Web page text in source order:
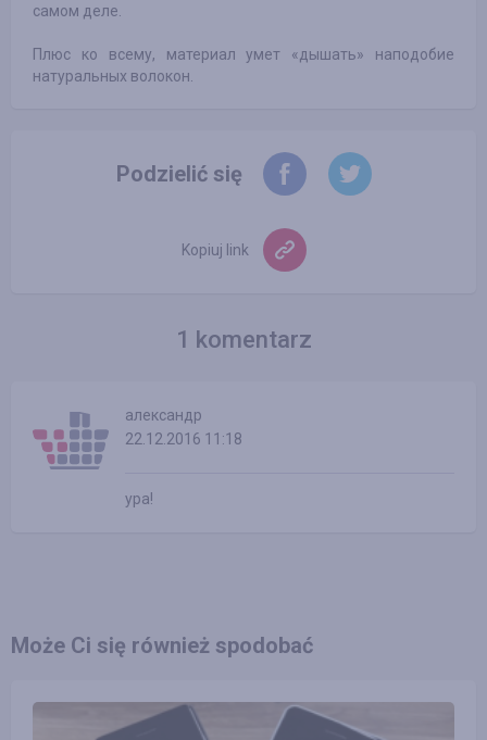
самом деле.
Плюс ко всему, материал умет «дышать» наподобие
натуральных волокон.
Podzielić się
Kopiuj link
1 komentarz
александр
22.12.2016 11:18
ура!
Może Ci się również spodobać